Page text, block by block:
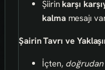
Şiirin karşı
kalmamesajı
Şairin Tavrı ve
İçten,